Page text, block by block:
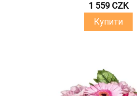
1 559 CZK
Купити